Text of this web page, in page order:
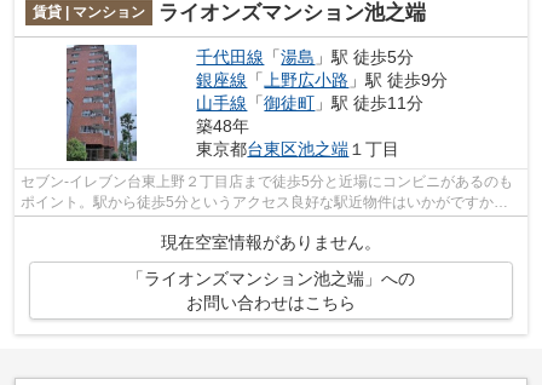
賃貸 | マンション ライオンズマンション池之端
千代田線 「湯島 」駅 徒歩5分
銀座線 「 上野広小路 」駅 徒歩9分
山手線 「御徒町 」駅 徒歩11分
築48年
東京都台東区池之端 １丁目
セブン-イレブン台東上野２丁目店まで徒歩5分と近場にコンビニがあるのも
ポイント。駅から徒歩5分というアクセス良好な駅近物件はいかがですか。
現在空室情報がありません。
「ライオンズマンション池之端」への
お問い合わせはこちら